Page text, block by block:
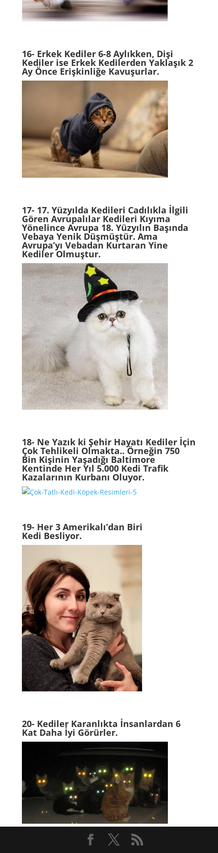
16- Erkek Kediler 6-8 Aylıkken, Dişi
Kediler ise Erkek Kedilerden Yaklaşık 2
Ay Önce Erişkinliğe Kavuşurlar.
17- 17. Yüzyılda Kedileri Cadılıkla İlgili
Gören Avrupalılar Kedileri Kıyıma
Yönelince Avrupa 18. Yüzyılın Başında
Vebaya Yenik Düşmüştür. Ama
Avrupa’yı Vebadan Kurtaran Yine
KedilerOlmuştur.
18- Ne Yazık ki Şehir Hayatı Kediler İçin
Çok Tehlikeli Olmakta.. Örneğin 750
Bin Kişinin Yaşadığı Baltimore
Kentinde Her Yıl 5.000 Kedi Trafik
Kazalarının Kurbanı Oluyor.
19- Her 3 Amerikalı’dan Biri
Kedi Besliyor.
20- Kediler Karanlıkta İnsanlardan 6
Kat Daha İyi Görürler.